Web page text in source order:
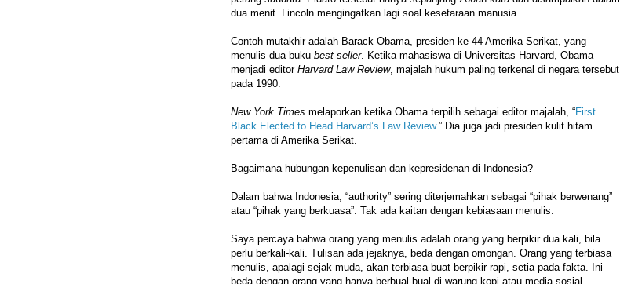
dua menit. Lincoln mengingatkan lagi soal kesetaraan manusia.
Contoh mutakhir adalah Barack Obama, presiden ke-44 Amerika Serikat, yang
menulis dua buku best seller. Ketika mahasiswa di Universitas Harvard, Obama
menjadi editor Harvard Law Review, majalah hukum paling terkenal di negara tersebut
pada 1990.
New York Times melaporkan ketika Obama terpilih sebagai editor majalah, “First
Black Elected to Head Harvard’s Law Review.” Dia juga jadi presiden kulit hitam
pertama di Amerika Serikat.
Bagaimana hubungan kepenulisan dan kepresidenan di Indonesia?
Dalam bahwa Indonesia, “authority” sering diterjemahkan sebagai “pihak berwenang”
atau “pihak yang berkuasa”. Tak ada kaitan dengan kebiasaan menulis.
Saya percaya bahwa orang yang menulis adalah orang yang berpikir dua kali, bila
perlu berkali-kali. Tulisan ada jejaknya, beda dengan omongan. Orang yang terbiasa
menulis, apalagi sejak muda, akan terbiasa buat berpikir rapi, setia pada fakta. Ini
beda dengan orang yang hanya berbual-bual di warung kopi atau media sosial.